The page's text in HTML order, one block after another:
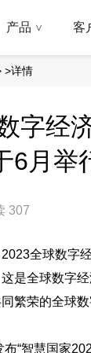
产品 > 客
>详情
字经
6月举
307
全球数字
是全球数字
繁荣的全球
智慧国家